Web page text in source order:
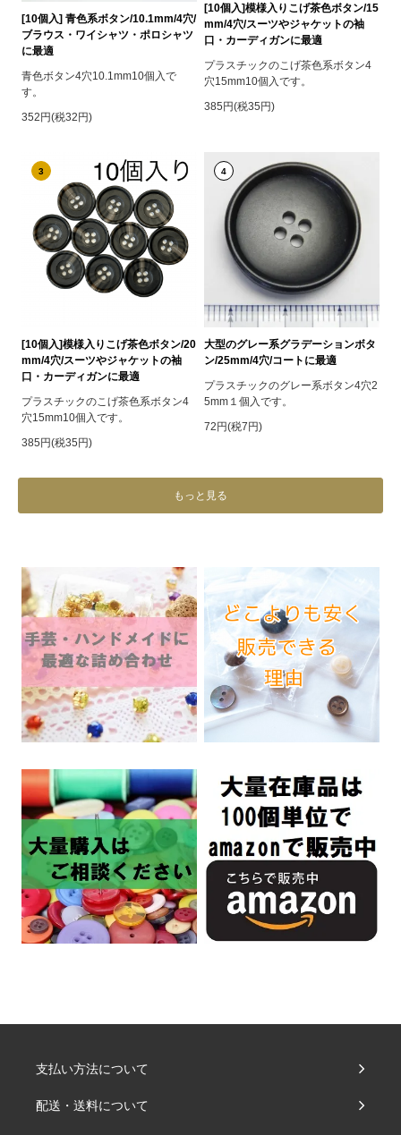
[10個入] 青色系ボタン/10.1mm/4穴/
ブラウス・ワイシャツ・ポロシャツ
に最適
青色ボタン4穴10.1mm10個入で
す。
352円(税32円)
[10個入]模様入りこげ茶色ボタン/15
mm/4穴/スーツやジャケットの袖
口・カーディガンに最適
プラスチックのこげ茶色系ボタン4
穴15mm10個入です。
385円(税35円)
3
[10個入]模様入りこげ茶色ボタン/20
mm/4穴/スーツやジャケットの袖
口・カーディガンに最適
プラスチックのこげ茶色系ボタン4
穴15mm10個入です。
385円(税35円)
4
大型のグレー系グラデーションボタ
ン/25mm/4穴/コートに最適
プラスチックのグレー系ボタン4穴2
5mm１個入です。
72円(税7円)
もっと見る
支払い方法について
配送・送料について